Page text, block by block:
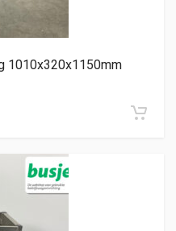
1010x320x1150mm